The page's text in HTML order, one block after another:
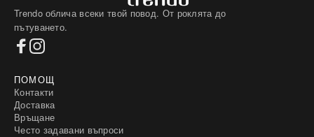
Trendo облича всеки твой повод. От роклята до
пътуването.
ПОМОЩ
Контакти
Доставка
Връщане
Често задавани въпроси